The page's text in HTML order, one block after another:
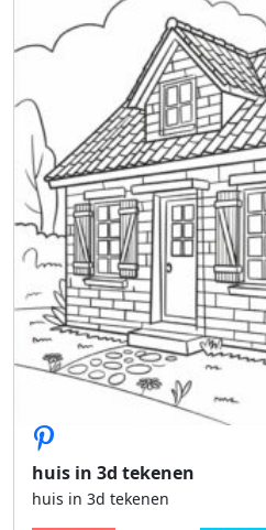
huis in 3d tekenen
huis in 3d tekenen